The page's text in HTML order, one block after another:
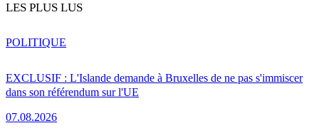
LES PLUS LUS
EXCLUSIF : L'Islande demande à Bruxelles de ne pas s'immiscer
dans son référendum sur l'UE
07.08.2026
POLITIQUE